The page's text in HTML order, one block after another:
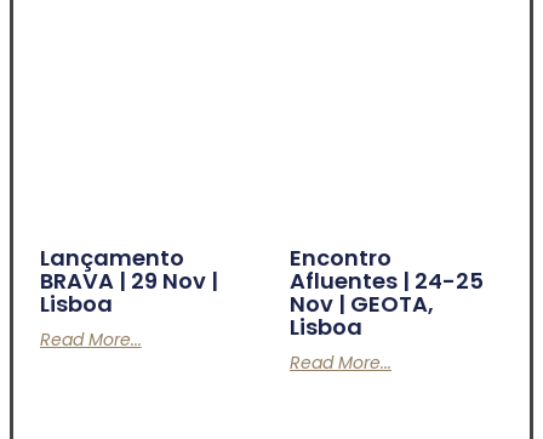
Lançamento
BRAVA | 29 Nov |
Lisboa
Read More...
Encontro
Afluentes | 24-25
Nov | GEOTA,
Lisboa
Read More...